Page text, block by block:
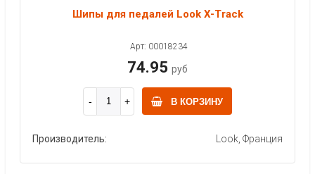
Шипы для педалей Look X-Track
Арт: 00018234
74.95 руб
В КОРЗИНУ
Производитель: Look, Франция